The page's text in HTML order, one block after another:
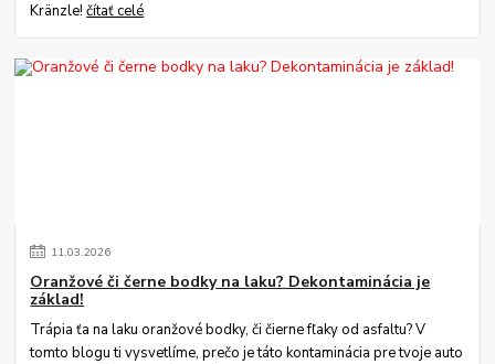
Kränzle!čítať celé
11.03.2026
Oranžové či černe bodky na laku? Dekontaminácia je
základ!
Trápia ťa na laku oranžové bodky, či čierne fľaky od asfaltu? V
tomto blogu ti vysvetlíme, prečo je táto kontaminácia pre tvoje auto